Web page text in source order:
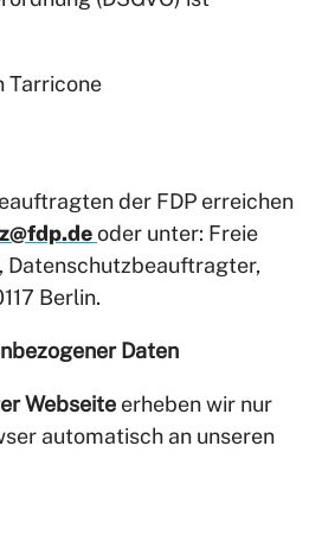
Tarricone
der FDP erreichen
oder unter: Freie
Datenschutzbeauftragter,
Berlin.
Daten
Webseite erheben wir nur
automatisch an unseren